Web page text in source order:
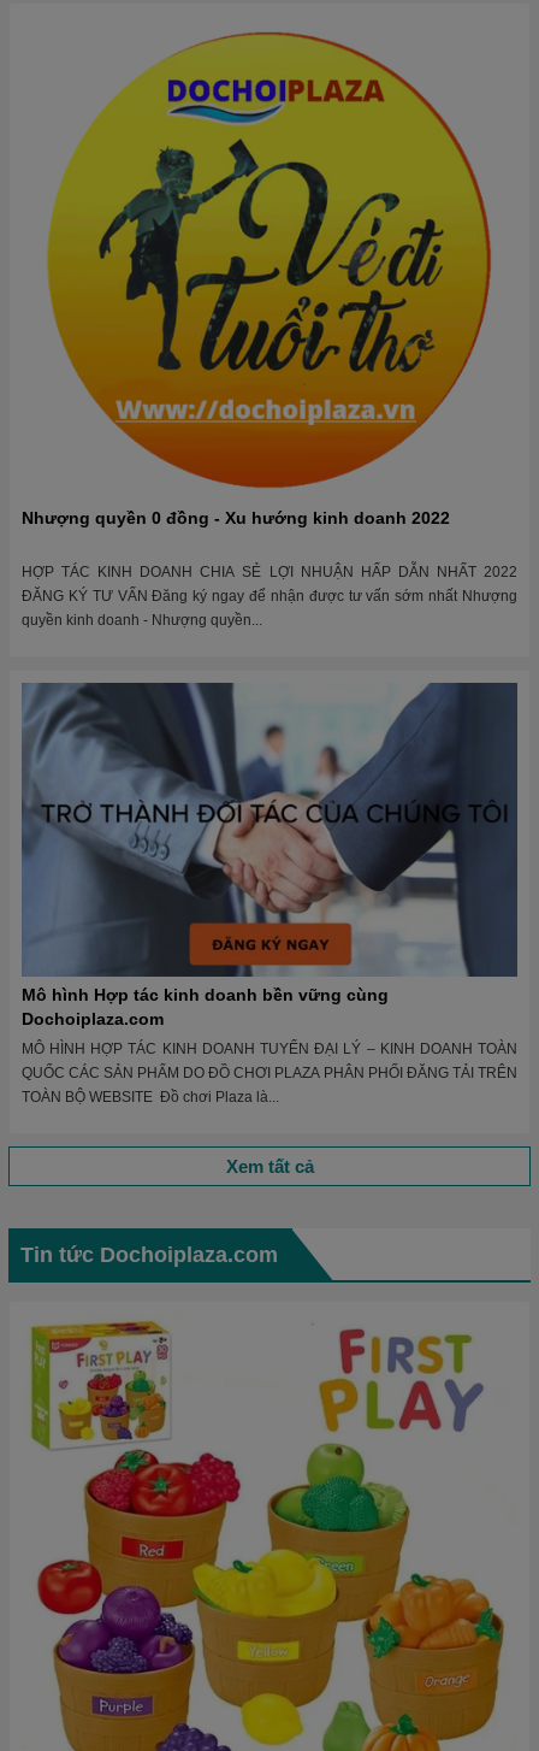
Nhượng quyền 0 đồng - Xu hướng kinh doanh 2022
HỢP TÁC KINH DOANH CHIA SẺ LỢI NHUẬN HẤP DẪN NHẤT 2022
ĐĂNG KÝ TƯ VẤN Đăng ký ngay để nhận được tư vấn sớm nhất Nhượng
quyền kinh doanh - Nhượng quyền...
Mô hình Hợp tác kinh doanh bền vững cùng
Dochoiplaza.com
MÔ HÌNH HỢP TÁC KINH DOANH TUYỂN ĐẠI LÝ – KINH DOANH TOÀN
QUỐC CÁC SẢN PHẨM DO ĐỒ CHƠI PLAZA PHÂN PHỐI ĐĂNG TẢI TRÊN
TOÀN BỘ WEBSITE Đồ chơi Plaza là...
Xem tất cả
Tin tức Dochoiplaza.com